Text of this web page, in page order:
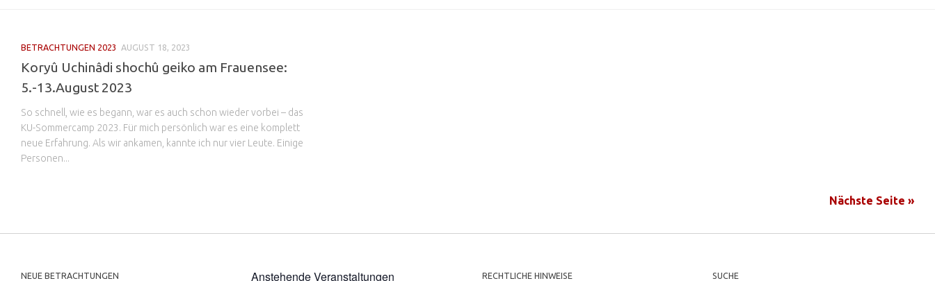
BETRACHTUNGEN 2023 AUGUST 18, 2023
Koryû Uchinâdi shochû geiko am Frauensee:
5.-13.August 2023
So schnell, wie es begann, war es auch schon wieder vorbei – das
KU-Sommercamp 2023. Für mich persönlich war es eine komplett
neue Erfahrung. Als wir ankamen, kannte ich nur vier Leute. Einige
Personen...
Nächste Seite »
NEUE BETRACHTUNGEN Anstehende Veranstaltungen RECHTLICHE HINWEISE SUCHE